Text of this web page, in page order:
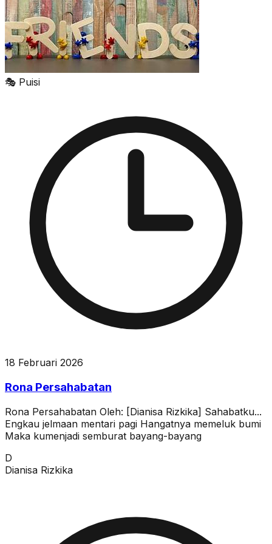
🎭 Puisi
18 Februari 2026
Rona Persahabatan
Rona Persahabatan Oleh: [Dianisa Rizkika] Sahabatku...
Engkau jelmaan mentari pagi Hangatnya memeluk bumi
Maka kumenjadi semburat bayang-bayang
D
Dianisa Rizkika